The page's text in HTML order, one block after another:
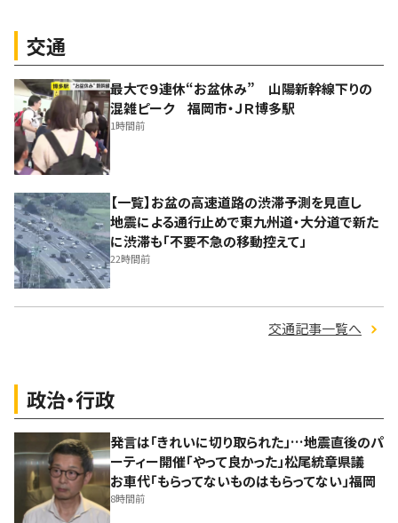
交通
最大で９連休“お盆休み” 山陽新幹線下りの
混雑ピーク 福岡市・ＪＲ博多駅
1時間前
【一覧】お盆の高速道路の渋滞予測を見直し
地震による通行止めで東九州道・大分道で新た
に渋滞も「不要不急の移動控えて」
22時間前
交通記事一覧へ
政治・行政
発言は「きれいに切り取られた」…地震直後のパ
ーティー開催「やって良かった」松尾統章県議
お車代「もらってないものはもらってない」福岡
8時間前